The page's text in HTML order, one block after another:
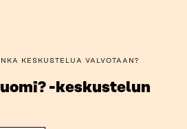
KESKUSTELUA VALVOTAAN?
-keskustelun